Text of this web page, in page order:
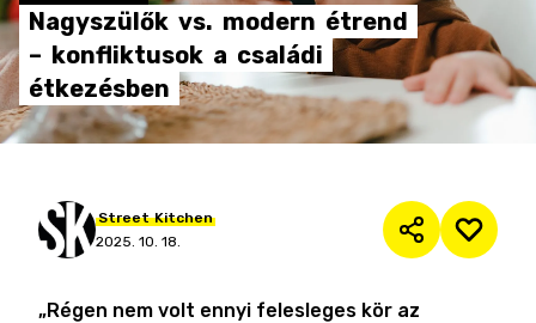
Nagyszülők vs. modern étrend
– konfliktusok a családi
étkezésben
Street Kitchen
2025. 10. 18.
„Régen nem volt ennyi felesleges kör az